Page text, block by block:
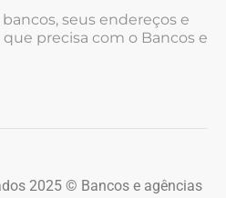
seus endereços e
precisa com o Bancos e
2025 © Bancos e agências